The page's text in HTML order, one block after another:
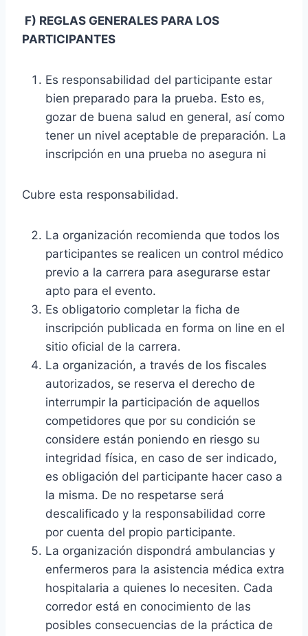
F) REGLAS GENERALES PARA LOS
PARTICIPANTES
Es responsabilidad del participante estar
bien preparado para la prueba. Esto es,
gozar de buena salud en general, así como
tener un nivel aceptable de preparación. La
inscripción en una prueba no asegura ni
Cubre esta responsabilidad.
La organización recomienda que todos los
participantes se realicen un control médico
previo a la carrera para asegurarse estar
apto para el evento.
Es obligatorio completar la ficha de
inscripción publicada en forma on line en el
sitio oficial de la carrera.
La organización, a través de los fiscales
autorizados, se reserva el derecho de
interrumpir la participación de aquellos
competidores que por su condición se
considere están poniendo en riesgo su
integridad física, en caso de ser indicado,
es obligación del participante hacer caso a
la misma. De no respetarse será
descalificado y la responsabilidad corre
por cuenta del propio participante.
La organización dispondrá ambulancias y
enfermeros para la asistencia médica extra
hospitalaria a quienes lo necesiten. Cada
corredor está en conocimiento de las
posibles consecuencias de la práctica de